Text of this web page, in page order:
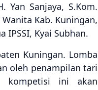
Yan Sanjaya, S.Kom.
Kab. Kuningan,
IPSSI, Kyai Subhan.
Kuningan. Lomba
oleh penampilan tari
kompetisi ini akan